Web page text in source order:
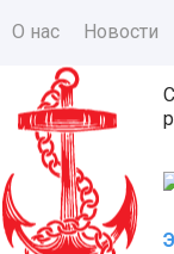
О нас Новости